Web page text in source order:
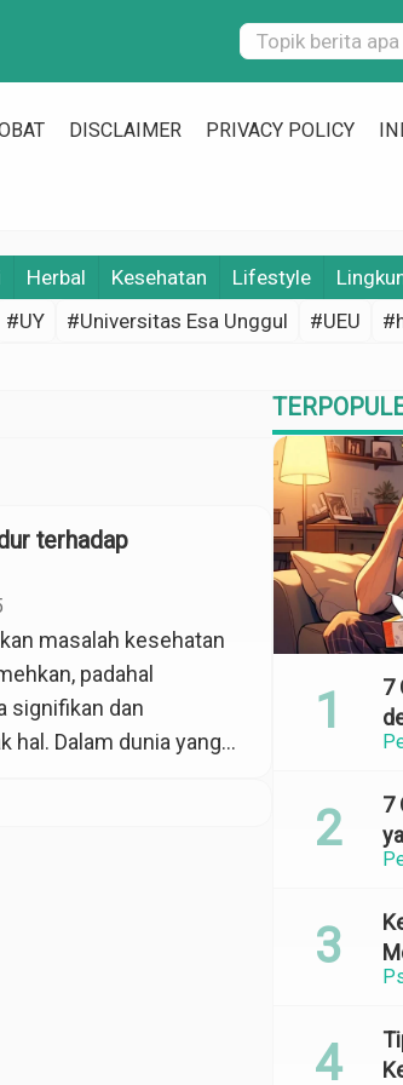
DISCLAIMER PRIVACY POLICY
Herbal Kesehatan Lifestyle
#UY #Universitas Esa Unggul #UEU
terhadap
masalah kesehatan
padahal
signifikan dan
hal. Dalam dunia yang
7
7